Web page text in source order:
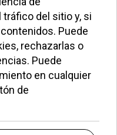
las fiestas con dados
las reglas para usar